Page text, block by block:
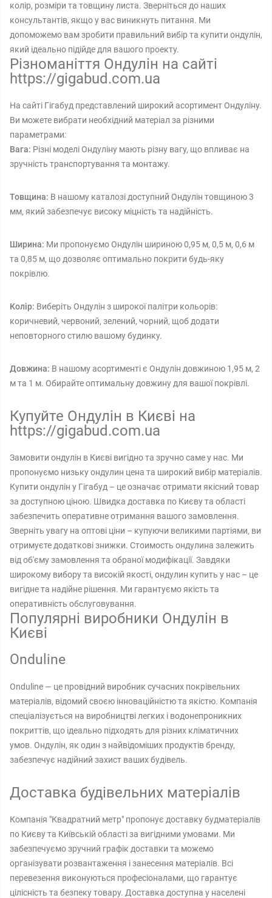
колір, розміри та товщину листа. Зверніться до наших
консультантів, якщо у вас виникнуть питання. Ми
допоможемо вам зробити правильний вибір та купити ондулін,
який ідеально підійде для вашого проекту.
Різноманіття Ондулін на сайті
https://gigabud.com.ua
На сайті Гігабуд представлений широкий асортимент Ондуліну.
Ви можете вибрати необхідний матеріал за різними
параметрами:
Вага: Різні моделі Ондуліну мають різну вагу, що впливає на
зручність транспортування та монтажу.
Товщина: В нашому каталозі доступний Ондулін товщиною 3
мм, який забезпечує високу міцність та надійність.
Ширина: Ми пропонуємо Ондулін шириною 0,95 м, 0,5 м, 0,6 м
та 0,85 м, що дозволяє оптимально покрити будь-яку
покрівлю.
Колір: Виберіть Ондулін з широкої палітри кольорів:
коричневий, червоний, зелений, чорний, щоб додати
неповторного стилю вашому будинку.
Довжина: В нашому асортименті є Ондулін довжиною 1,95 м, 2
м та 1 м. Обирайте оптимальну довжину для вашої покрівлі.
Купуйте Ондулін в Києві на
https://gigabud.com.ua
Замовити ондулін в Києві вигідно та зручно саме у нас. Ми
пропонуємо низьку ондулин цена та широкий вибір матеріалів.
Купити ондулін у Гігабуд – це означає отримати якісний товар
за доступною ціною. Швидка доставка по Києву та області
забезпечить оперативне отримання вашого замовлення.
Зверніть увагу на оптові ціни – купуючи великими партіями, ви
отримуєте додаткові знижки. Стоимость ондулина залежить
від об'єму замовлення та обраної модифікації. Завдяки
широкому вибору та високій якості, ондулин купить у нас – це
вигідне та надійне рішення. Ми гарантуємо якість та
оперативність обслуговування.
Популярні виробники Ондулін в
Києві
Onduline
Onduline — це провідний виробник сучасних покрівельних
матеріалів, відомий своєю інноваційністю та якістю. Компанія
спеціалізується на виробництві легких і водонепроникних
покриттів, що ідеально підходять для різних кліматичних
умов. Ондулін, як один з найвідоміших продуктів бренду,
забезпечує надійний захист ваших будівель.
Доставка будівельних матеріалів
Компанія "Квадратний метр" пропонує доставку будматеріалів
по Києву та Київській області за вигідними умовами. Ми
забезпечуємо зручний графік доставки та можемо
організувати розвантаження і занесення матеріалів. Всі
перевезення виконуються професіоналами, що гарантує
цілісність та безпеку товару. Доставка доступна у населені